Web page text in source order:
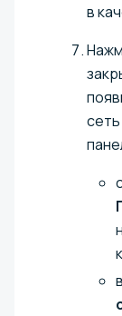
в
в